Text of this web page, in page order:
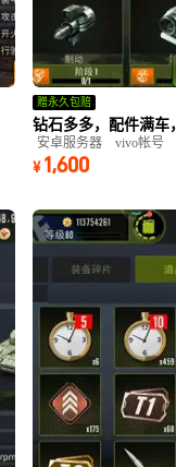
赠永久包赔
钻石多多，配件满车
安卓服务器 vivo帐号
¥ 1,600